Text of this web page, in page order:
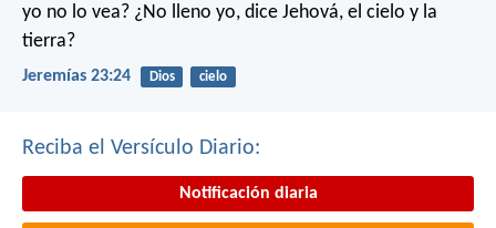
yo no lo vea? ¿No lleno yo, dice Jehová, el cielo y la
tierra?
Jeremías 23:24 Dios cielo
Reciba el Versículo Diario:
Notificación diaria